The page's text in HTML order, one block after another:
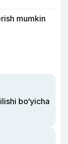
mumkin
bo‘yicha